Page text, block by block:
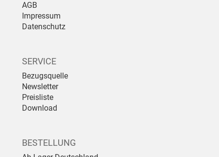
AGB
Impressum
Datenschutz
SERVICE
Bezugsquelle
Newsletter
Preisliste
Download
BESTELLUNG